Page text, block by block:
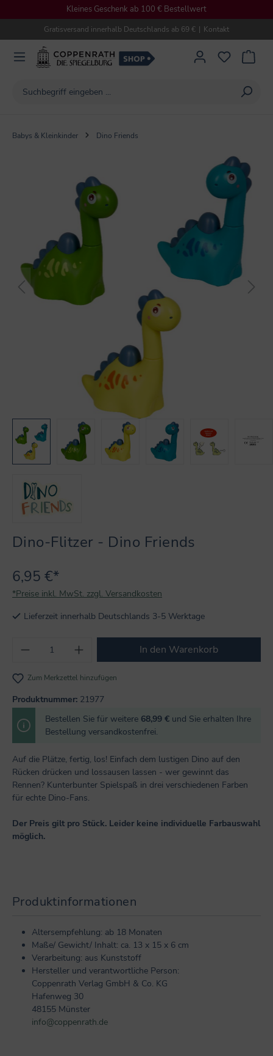
Kleines Geschenk ab 100 € Bestellwert
Gratisversand innerhalb Deutschlands ab 69 € | Kontakt
Babys & Kleinkinder Dino Friends
Dino-Flitzer - Dino Friends
6,95 €*
*Preise inkl. MwSt. zzgl. Versandkosten
Lieferzeit innerhalb Deutschlands 3-5 Werktage
Produkt Anzahl: Gib den gewünschten
In den Warenkorb
Zum Merkzettel hinzufügen
Produktnummer: 21977
Bestellen Sie für weitere 68,99 € und Sie erhalten Ihre
Bestellung versandkostenfrei.
Auf die Plätze, fertig, los! Einfach dem lustigen Dino auf den
Rücken drücken und lossausen lassen - wer gewinnt das
Rennen? Kunterbunter Spielspaß in drei verschiedenen Farben
für echte Dino-Fans.
Der Preis gilt pro Stück. Leider keine individuelle Farbauswahl
möglich.
Produktinformationen
Altersempfehlung: ab 18 Monaten
Maße/ Gewicht/ Inhalt: ca. 13 x 15 x 6 cm
Verarbeitung: aus Kunststoff
Hersteller und verantwortliche Person:
Coppenrath Verlag GmbH & Co. KG
Hafenweg 30
48155 Münster
info@coppenrath.de